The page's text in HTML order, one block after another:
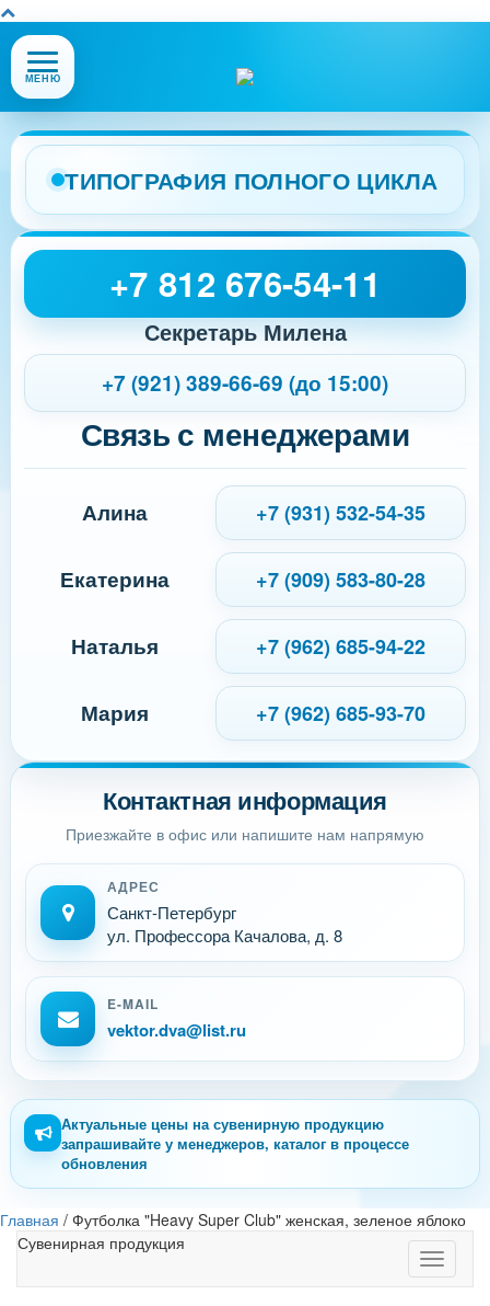
Открыть
или
меню
сайта
МЕНЮ
ТИПОГРАФИЯ ПОЛНОГО ЦИКЛА
Контактная информация
Приезжайте в офис или напишите нам напрямую
АДРЕС
Санкт-Петербург
ул. Профессора Качалова, д. 8
E-MAIL
vektor.dva@list.ru
+7 812 676-54-11
Секретарь Милена
+7 (921) 389-66-69 (до 15:00)
Связь с менеджерами
Алина +7 (931) 532-54-35
Екатерина +7 (909) 583-80-28
Наталья +7 (962) 685-94-22
Мария +7 (962) 685-93-70
Актуальные цены на сувенирную продукцию
запрашивайте у менеджеров, каталог в процессе
обновления
Главная / Футболка "Heavy Super Club" женская, зеленое яблоко
Toggle
Сувенирная продукция